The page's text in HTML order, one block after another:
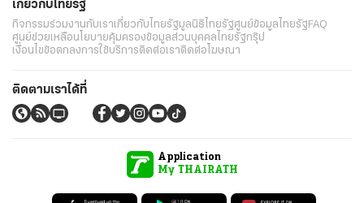
เกี่ยวกับไทยรัฐ
กิจกรรมร่วมงานกับเราเกี่ยวกับไทยรัฐมูลนิธิไทยรัฐศูนย์ข้อมูลไทยรัฐFAQ
ศูนย์ช่วยเหลือนโยบายคุ้มครองข้อมูลส่วนบุคคลไทยรัฐกรุ๊ป
เงื่อนไขข้อตกลงการใช้บริการติดต่อเราติดต่อโฆษณา
ติดตามเราได้ที่
Application
My THAIRATH